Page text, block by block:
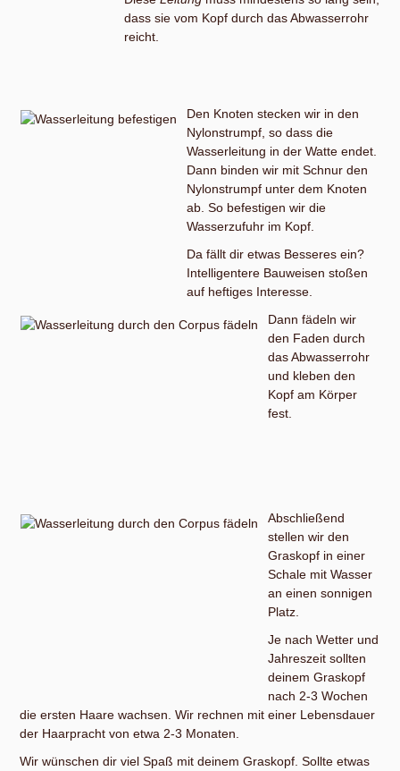
dass sie vom Kopf durch das Abwasserrohr
reicht.
Den Knoten stecken wir in den
Nylonstrumpf, so dass die
Wasserleitung in der Watte endet.
Dann binden wir mit Schnur den
Nylonstrumpf unter dem Knoten
ab. So befestigen wir die
Wasserzufuhr im Kopf.
Da fällt dir etwas Besseres ein?
Intelligentere Bauweisen stoßen
auf heftiges Interesse.
Dann fädeln wir
den Faden durch
das Abwasserrohr
und kleben den
Kopf am Körper
fest.
Abschließend
stellen wir den
Graskopf in einer
Schale mit Wasser
an einen sonnigen
Platz.
Je nach Wetter und
Jahreszeit sollten
deinem Graskopf
nach 2-3 Wochen
die ersten Haare wachsen. Wir rechnen mit einer Lebensdauer
der Haarpracht von etwa 2-3 Monaten.
Wir wünschen dir viel Spaß mit deinem Graskopf. Sollte etwas